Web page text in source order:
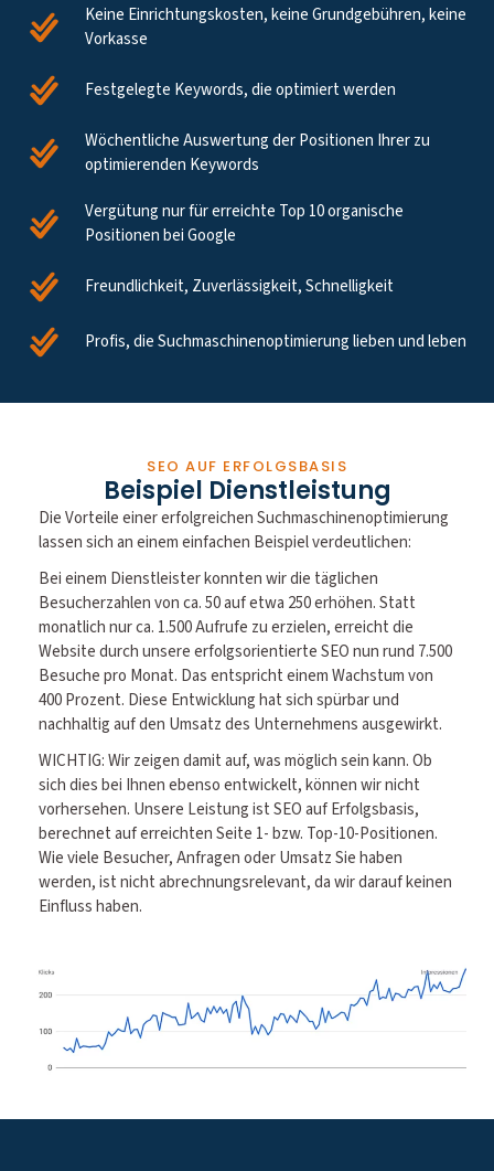
Keine Einrichtungskosten, keine Grundgebühren, keine
Vorkasse
Festgelegte Keywords, die optimiert werden
Wöchentliche Auswertung der Positionen Ihrer zu
optimierenden Keywords
Vergütung nur für erreichte Top 10 organische
Positionen bei Google
Freundlichkeit, Zuverlässigkeit, Schnelligkeit
Profis, die Suchmaschinenoptimierung lieben und leben
SEO AUF ERFOLGSBASIS
Beispiel Dienstleistung
Die Vorteile einer erfolgreichen Suchmaschinenoptimierung
lassen sich an einem einfachen Beispiel verdeutlichen:
Bei einem Dienstleister konnten wir die täglichen
Besucherzahlen von ca. 50 auf etwa 250 erhöhen. Statt
monatlich nur ca. 1.500 Aufrufe zu erzielen, erreicht die
Website durch unsere erfolgsorientierte SEO nun rund 7.500
Besuche pro Monat. Das entspricht einem Wachstum von
400 Prozent. Diese Entwicklung hat sich spürbar und
nachhaltig auf den Umsatz des Unternehmens ausgewirkt.
WICHTIG: Wir zeigen damit auf, was möglich sein kann. Ob
sich dies bei Ihnen ebenso entwickelt, können wir nicht
vorhersehen. Unsere Leistung ist SEO auf Erfolgsbasis,
berechnet auf erreichten Seite 1- bzw. Top-10-Positionen.
Wie viele Besucher, Anfragen oder Umsatz Sie haben
werden, ist nicht abrechnungsrelevant, da wir darauf keinen
Einfluss haben.